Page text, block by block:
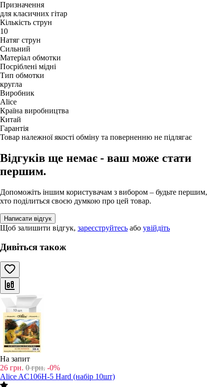
Призначення
для класичних гітар
Кількість струн
10
Натяг струн
Сильний
Матеріал обмотки
Посріблені мідні
Тип обмотки
кругла
Виробник
Alice
Країна виробництва
Китай
Гарантія
Товар належної якості обміну та поверненню не підлягає
Відгуків ще немає - ваш може стати
першим.
Допоможіть іншим користувачам з вибором – будьте першим,
хто поділиться своєю думкою про цей товар.
Написати відгук
Щоб залишити відгук, зареєструйтесь або увійдіть
Дивіться також
На запит
26 грн. 0 грн. -0%
Alice AC106H-5 Hard (набір 10шт)